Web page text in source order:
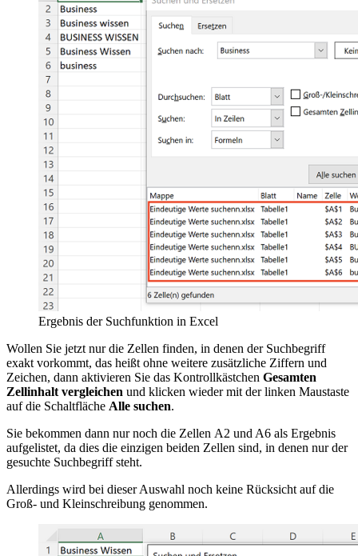
Ergebnis der Suchfunktion in Excel
Wollen Sie jetzt nur die Zellen finden, in denen der Suchbegriff
exakt vorkommt, das heißt ohne weitere zusätzliche Ziffern und
Zeichen, dann aktivieren Sie das Kontrollkästchen Gesamten
Zellinhalt vergleichen und klicken wieder mit der linken Maustaste
auf die Schaltfläche Alle suchen.
Sie bekommen dann nur noch die Zellen A2 und A6 als Ergebnis
aufgelistet, da dies die einzigen beiden Zellen sind, in denen nur der
gesuchte Suchbegriff steht.
Allerdings wird bei dieser Auswahl noch keine Rücksicht auf die
Groß- und Kleinschreibung genommen.